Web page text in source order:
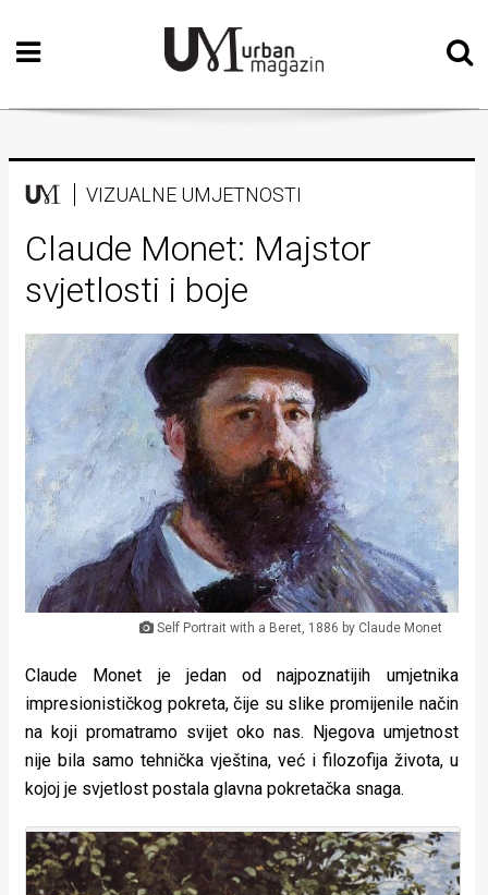
Početna
Vizualne
Teatar
Književnost
Muzika
Intervju
Kolumne
Kultura
Lifestyle
Beauty
Fashion
Za
stolom
Život
pokretu
VIZUALNE UMJETNOSTI
Claude Monet: Majstor
svjetlosti i boje
Self Portrait with a Beret, 1886 by Claude Monet
Claude Monet je jedan od najpoznatijih umjetnika
impresionističkog pokreta, čije su slike promijenile način
na koji promatramo svijet oko nas. Njegova umjetnost
nije bila samo tehnička vještina, već i filozofija života, u
kojoj je svjetlost postala glavna pokretačka snaga.